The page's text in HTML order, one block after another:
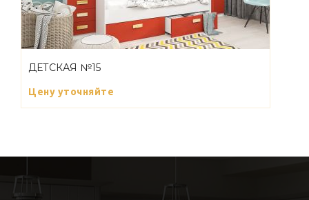
ДЕТСКАЯ №15
Цену уточняйте